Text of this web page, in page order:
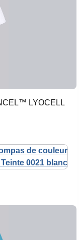
LYOCELL